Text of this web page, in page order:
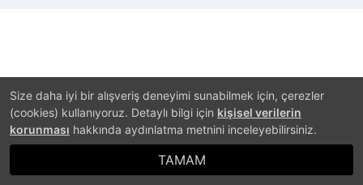
Size daha iyi bir alışveriş deneyimi sunabilmek için, çerezler
(cookies) kullanıyoruz. Detaylı bilgi için kişisel verilerin
korunması hakkında aydınlatma metnini inceleyebilirsiniz.
TAMAM